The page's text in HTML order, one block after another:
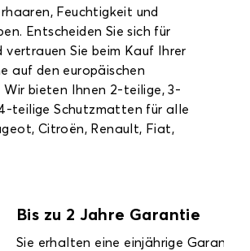
Feuchtigkeit und
Entscheiden Sie sich für
Sie beim Kauf Ihrer
auf den europäischen
Wir bieten Ihnen 2-teilige, 3-
teilige Schutzmatten für alle
Citroën, Renault, Fiat,
Garantie
eine einjährige Garantie auf